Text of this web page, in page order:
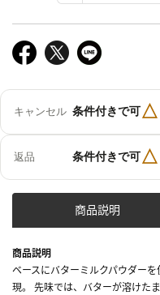
キャンセル 条件付きで可△
返品 条件付きで可△
商品説明
商品説明
ベースにバターミルクパウダー
現。 先味では、バターが溶けた